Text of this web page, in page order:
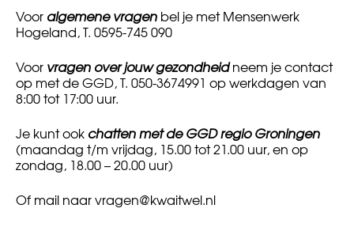
Voor algemene vragen bel je met Mensenwerk
Hogeland, T. 0595-745 090
Voor vragen over jouw gezondheidneem je contact
op met de GGD, T. 050-3674991 op werkdagen van
8:00 tot 17:00 uur.
Je kunt ook chatten met de GGD regio Groningen
(maandag t/m vrijdag, 15.00 tot 21.00 uur, en op
zondag, 18.00 – 20.00 uur)
Of mail naarvragen@kwaitwel.nl